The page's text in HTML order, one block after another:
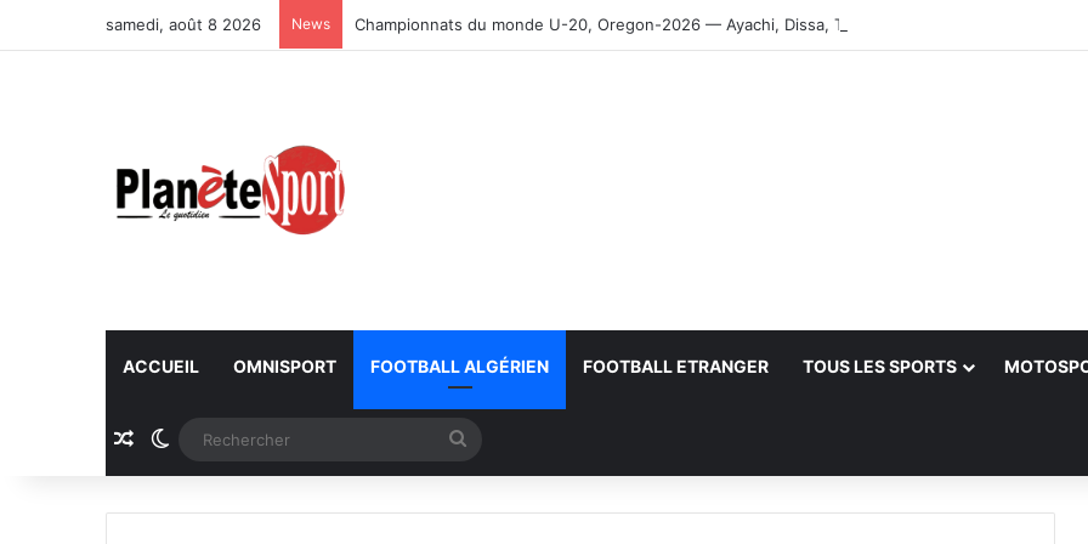
samedi, août 8 2026 News Championnats du monde U-20, Oregon-2026 — Ayachi, Dissa, Touahria et Ghezali en finale
ACCUEIL OMNISPORT FOOTBALL ALGÉRIEN FOOTBALL ETRANGER TOUS LES SPORTS
Article Aléatoire
Switch skin